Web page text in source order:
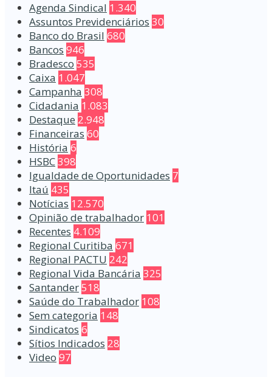
Agenda Sindical 1.340
Assuntos Previdenciários 30
Banco do Brasil 680
Bancos 946
Bradesco 535
Caixa 1.047
Campanha 308
Cidadania 1.083
Destaque 2.948
Financeiras 60
História 6
HSBC398
Igualdade de Oportunidades 7
Itaú 435
Notícias 12.570
Opinião de trabalhador 101
Recentes 4.109
Regional Curitiba 671
Regional PACTU 242
Regional Vida Bancária 325
Santander518
Saúde do Trabalhador 108
Sem categoria 148
Sindicatos 6
Sítios Indicados 28
Video 97